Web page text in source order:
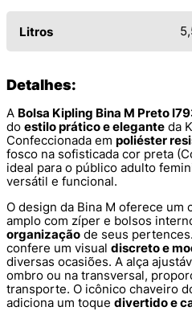
Litros
Detalhes:
A Bolsa Kipling Bina M Preto
do estilo prático e elegante da
Confeccionada em poliéster
fosco na sofisticada cor preta
ideal para o público adulto
versátil e funcional.
O design da Bina M oferece
amplo com zíper e bolsos
organização de seus
confere um visual discreto e
diversas ocasiões. A alça
ombro ou na transversal,
transporte. O icônico chaveiro
adiciona um toque divertido e